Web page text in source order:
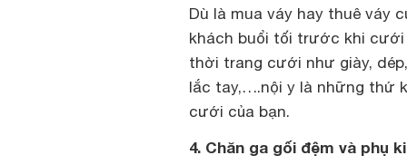
Dù là mua váy hay thuê váy
khách buổi tối trước khi
thời trang cưới như giày,
lắc tay,….nội y là những thứ
cưới của bạn.
4. Chăn ga gối đệm và phụ